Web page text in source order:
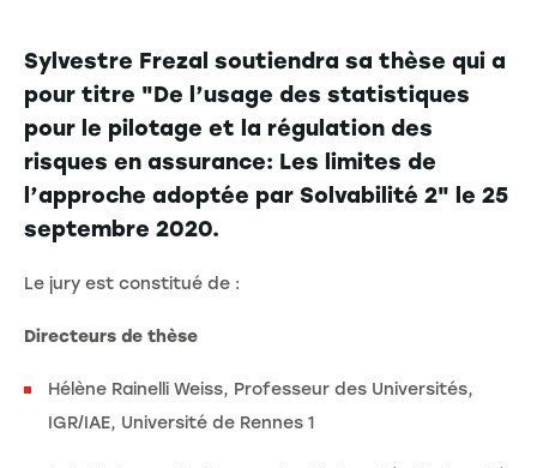
Sylvestre Frezal soutiendra sa thèse qui a
pour titre "De l’usage des statistiques
pour le pilotage et la régulation des
risques en assurance: Les limites de
l’approche adoptée par Solvabilité 2" le 25
septembre 2020.
Le jury est constitué de :
Directeurs de thèse
Hélène Rainelli Weiss, Professeur des Universités,
IGR/IAE, Université de Rennes 1